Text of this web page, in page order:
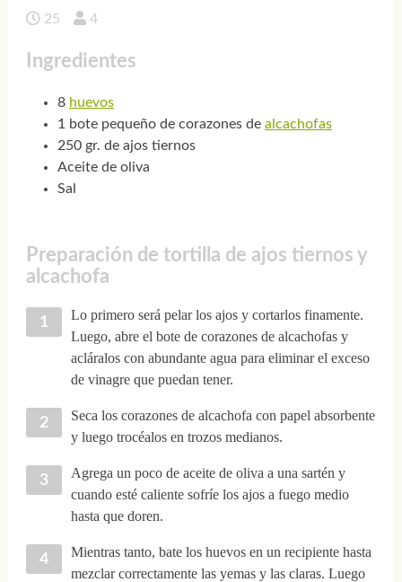
25 4
Ingredientes
8 huevos
1 bote pequeño de corazones de alcachofas
250 gr. de ajos tiernos
Aceite de oliva
Sal
Preparación de tortilla de ajos tiernos y
alcachofa
Lo primero será pelar los ajos y cortarlos finamente.
Luego, abre el bote de corazones de alcachofas y
acláralos con abundante agua para eliminar el exceso
de vinagre que puedan tener.
Seca los corazones de alcachofa con papel absorbente
y luego trocéalos en trozos medianos.
Agrega un poco de aceite de oliva a una sartén y
cuando esté caliente sofríe los ajos a fuego medio
hasta que doren.
Mientras tanto, bate los huevos en un recipiente hasta
mezclar correctamente las yemas y las claras. Luego